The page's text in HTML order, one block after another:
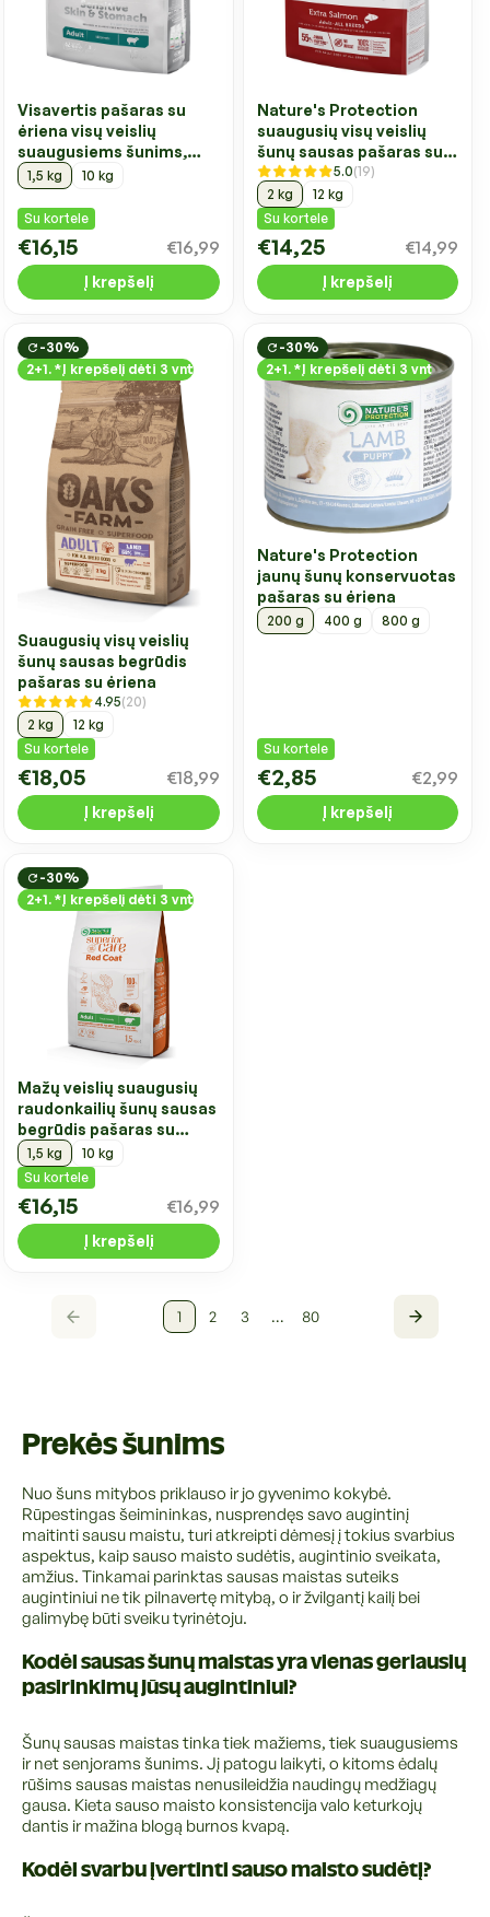
Visavertis pašaras su
ėriena visų veislių
suaugusiems šunims,
turintiems jautrią odą ir
virškinimo sistemą
1,5 kg 10 kg
Su kortele
€16,15 €16,99
Į krepšelį
Nature's Protection
suaugusių visų veislių
šunų sausas pašaras su
lašiša
5.0(19)
2 kg
12 kg
Su kortele
€14,25 €14,99
Į krepšelį
-30%
2+1. *Į krepšelį dėti 3 vnt
Suaugusių visų veislių
šunų sausas begrūdis
pašaras su ėriena
4.95(20)
2 kg
12 kg
Su kortele
€18,05 €18,99
Į krepšelį
-30%
2+1. *Į krepšelį dėti 3 vnt
Nature's Protection
jaunų šunų konservuotas
pašaras su ėriena
200 g 400 g 800 g
Su kortele
€2,85 €2,99
Į krepšelį
-30%
2+1. *Į krepšelį dėti 3 vnt
Mažų veislių suaugusių
raudonkailių šunų sausas
begrūdis pašaras su
ėriena
1,5 kg
10 kg
Su kortele
€16,15 €16,99
Į krepšelį
1 2 3 … 80
Prekės šunims
Nuo šuns mitybos priklauso ir jo gyvenimo kokybė.
Rūpestingas šeimininkas, nusprendęs savo augintinį
maitinti sausu maistu, turi atkreipti dėmesį į tokius svarbius
aspektus, kaip sauso maisto sudėtis, augintinio sveikata,
amžius. Tinkamai parinktas sausas maistas suteiks
augintiniui ne tik pilnavertę mitybą, o ir žvilgantį kailį bei
galimybę būti sveiku tyrinėtoju.
Kodėl sausas šunų maistas yra vienas geriausių
pasirinkimų jūsų augintiniui?
Šunų sausas maistas tinka tiek mažiems, tiek suaugusiems
ir net senjorams šunims. Jį patogu laikyti, o kitoms ėdalų
rūšims sausas maistas nenusileidžia naudingų medžiagų
gausa. Kieta sauso maisto konsistencija valo keturkojų
dantis ir mažina blogą burnos kvapą.
Kodėl svarbu įvertinti sauso maisto sudėtį?